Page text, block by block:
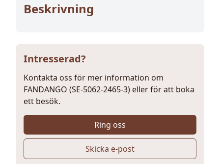
Beskrivning
Intresserad?
Kontakta oss för mer information om
FANDANGO (SE-5062-2465-3) eller för att boka
ett besök.
Ring oss
Skicka e-post